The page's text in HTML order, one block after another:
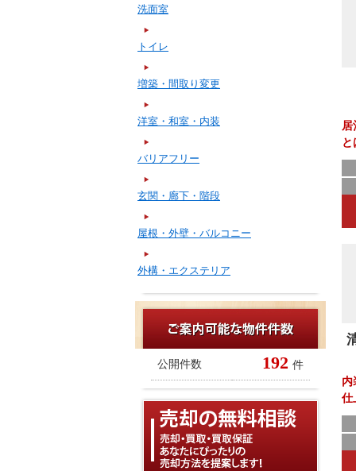
洗面室
トイレ
増築・間取り変更
洋室・和室・内装
バリアフリー
玄関・廊下・階段
屋根・外壁・バルコニー
外構・エクステリア
公開件数 192 件
ま
内
仕
に
能
室